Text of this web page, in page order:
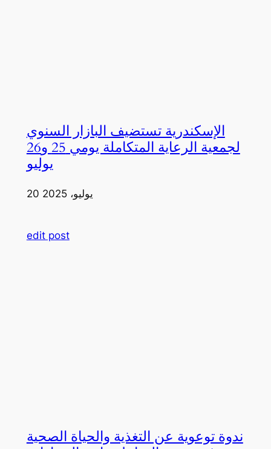
الإسكندرية تستضيف البازار السنوي
لجمعية الرعاية المتكاملة يومي 25 و26
يوليو
20 يوليو، 2025
edit post
ندوة توعوية عن التغذية والحياة الصحية